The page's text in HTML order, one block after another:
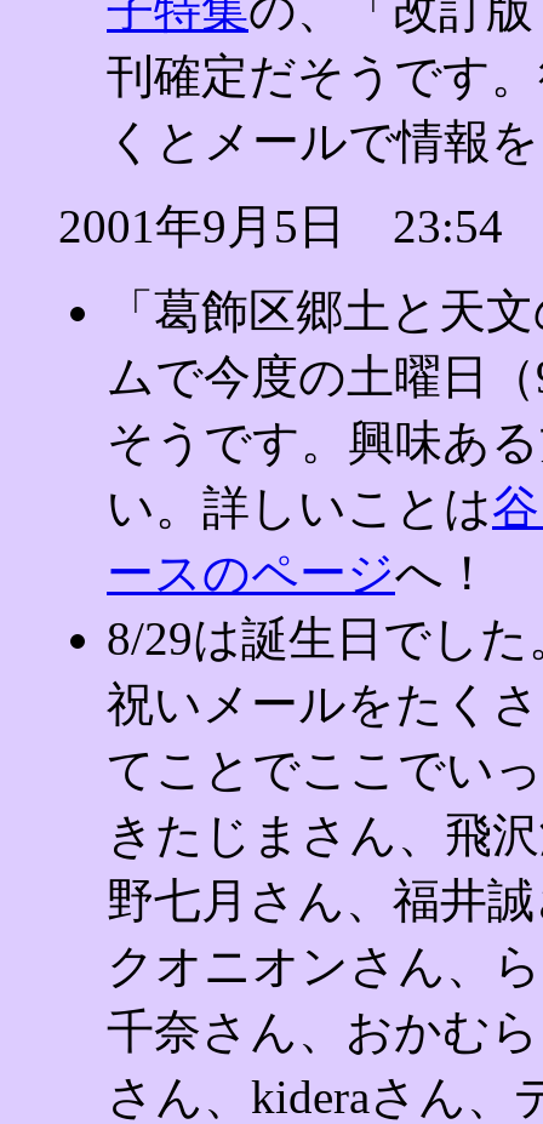
刊確定だそうです
くとメールで情報
2001年9月5日 23:54
「葛飾区郷土と天
ムで今度の土曜日
そうです。興味あ
い。詳しいことは
ースのページへ！
8/29は誕生日でし
祝いメールをたく
てことでここでい
きたじまさん、飛
野七月さん、福井
クオニオンさん、
千奈さん、おかむ
さん、kideraさん、